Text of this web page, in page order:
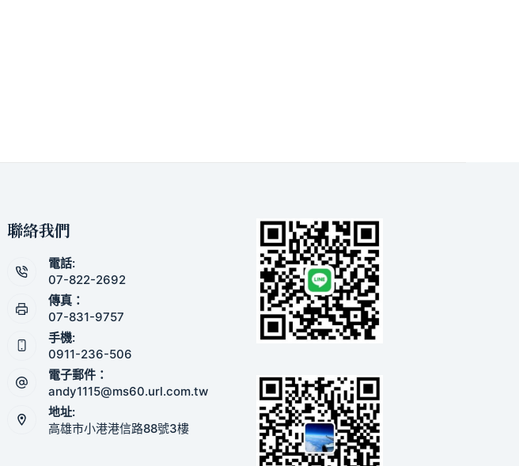
聯絡我們
電話:
07-822-2692
傳真：
07-831-9757
手機:
0911-236-506
電子郵件：
andy1115@ms60.url.com.tw
地址:
高雄市小港港信路88號3樓